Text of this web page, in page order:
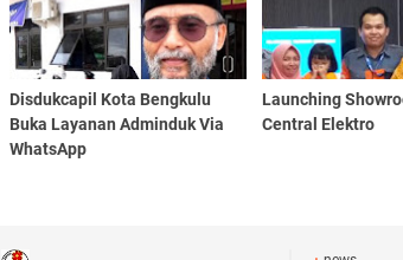
Disdukcapil Kota Bengkulu
Buka Layanan Adminduk Via
WhatsApp
Launching
Central Elektro